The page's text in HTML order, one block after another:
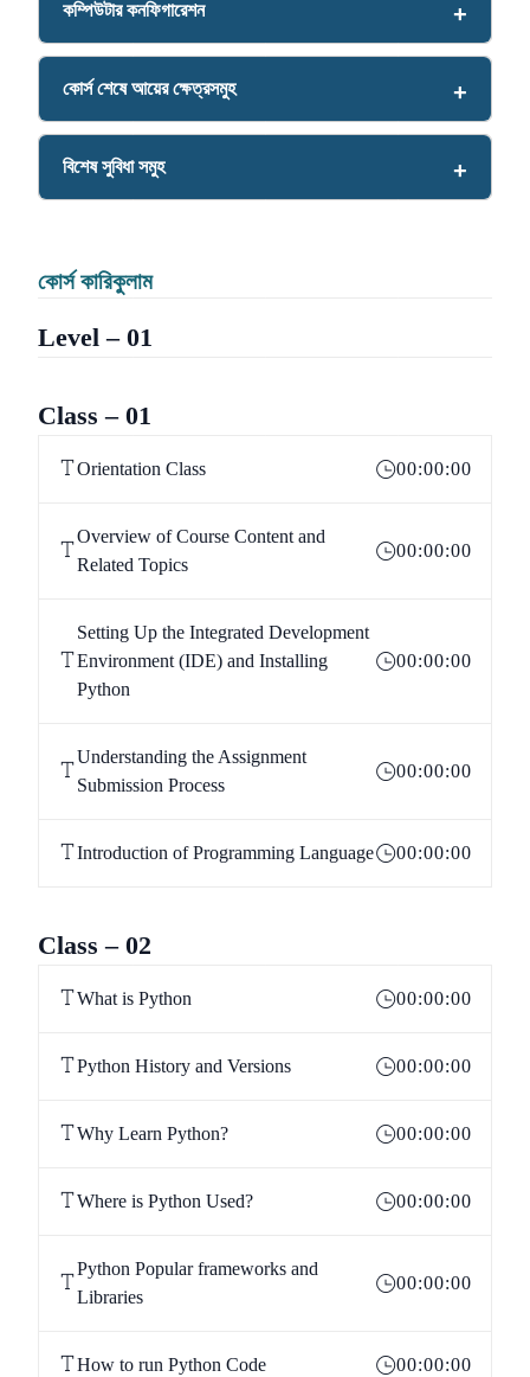
কম্পিউটার কনফিগারেশন
কোর্স শেষে আয়ের ক্ষেত্রসমুহ
বিশেষ সুবিধা সমুহ
কোর্স কারিকুলাম
Level – 01
Class – 01
Orientation Class 00:00:00
Overview of Course Content and
Related Topics
00:00:00
Setting Up the Integrated Development
Environment (IDE) and Installing
Python
00:00:00
Understanding the Assignment
Submission Process
00:00:00
Introduction of Programming Language 00:00:00
Class – 02
What is Python 00:00:00
Python History and Versions 00:00:00
Why Learn Python? 00:00:00
Where is Python Used? 00:00:00
Python Popular frameworks and
Libraries
00:00:00
How to run Python Code 00:00:00